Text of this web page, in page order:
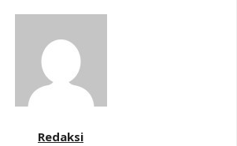
Redaksi